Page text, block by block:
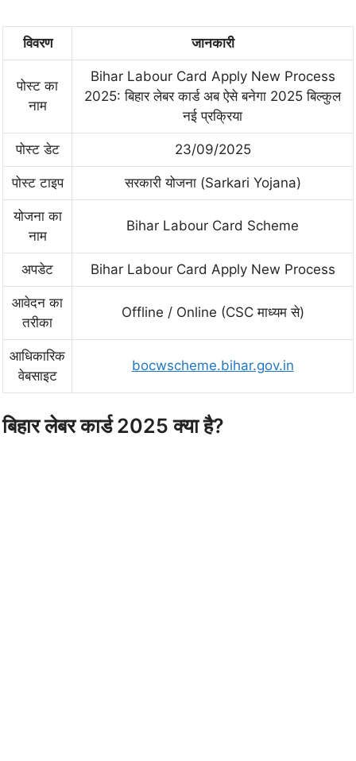
विवरण जानकारी
पोस्ट का
नाम
Bihar Labour Card Apply New Process
2025: बिहार लेबर कार्ड अब ऐसे बनेगा 2025 बिल्कुल
नई प्रक्रिया
पोस्ट डेट 23/09/2025
पोस्ट टाइप सरकारी योजना (Sarkari Yojana)
योजना का
नाम
Bihar Labour Card Scheme
अपडेट Bihar Labour Card Apply New Process
आवेदन का
तरीका
Offline / Online (CSC माध्यम से)
आधिकारिक
वेबसाइट
bocwscheme.bihar.gov.in
बिहार लेबर कार्ड 2025 क्या है?